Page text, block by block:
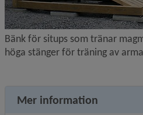
Bänk för situps som tränar
höga stänger för träning av
Mer information